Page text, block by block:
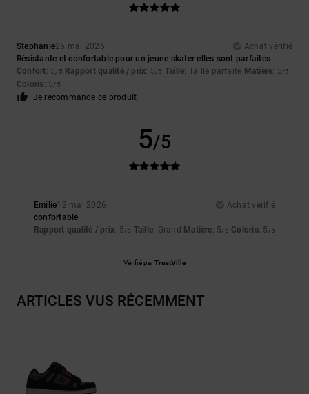
Stephanie25 mai 2026
Achat vérifié
Résistante et confortable pour un jeune skater elles sont parfaites
Confort: 5/5 Rapport qualité / prix: 5/5 Taille: Taille parfaite Matière: 5/5
Coloris: 5/5
Je recommande ce produit
5/5
Emilie12 mai 2026
Achat vérifié
confortable
Rapport qualité / prix: 5/5 Taille: Grand Matière: 5/5 Coloris: 5 /5
Vérifié parTrustVille
ARTICLES VUS RÉCEMMENT